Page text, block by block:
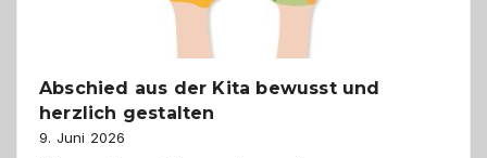
Abschied aus der Kita bewusst und
herzlich gestalten
9. Juni 2026